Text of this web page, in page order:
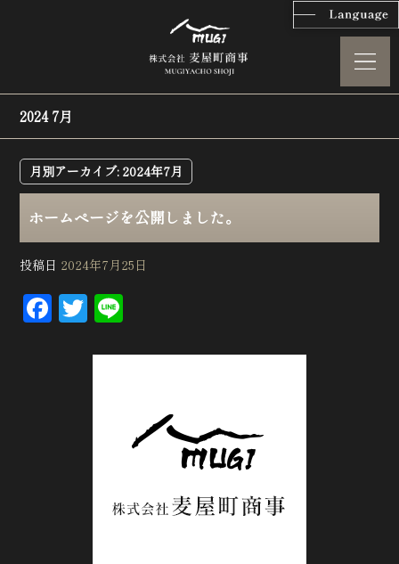
2024 7月
月別アーカイブ: 2024年7月
ホームページを公開しました。
投稿日 2024年7月25日
F T
itte